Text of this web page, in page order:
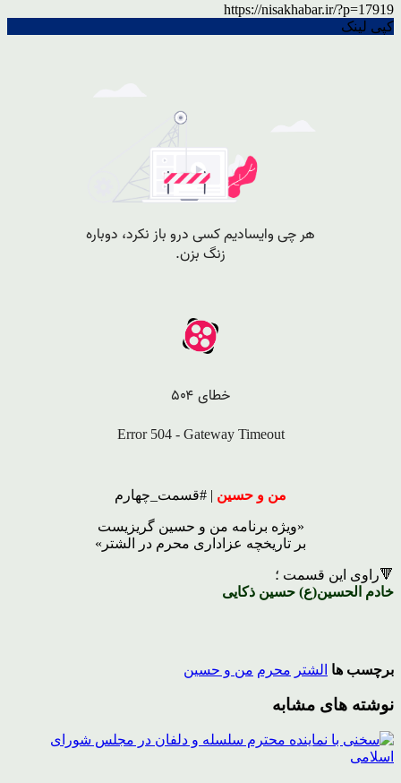
https://nisakhabar.ir/?p=17919
کپی لینک
من و حسین | #قسمت_چهارم
«ویژه برنامه من و حسین گریزیست
بر تاریخچه عزاداری محرم در الشتر»
🔻راوی این قسمت ؛
خادم الحسین(ع) حسین ذکایی
برچسب ها الشتر محرم من و حسین
نوشته های مشابه